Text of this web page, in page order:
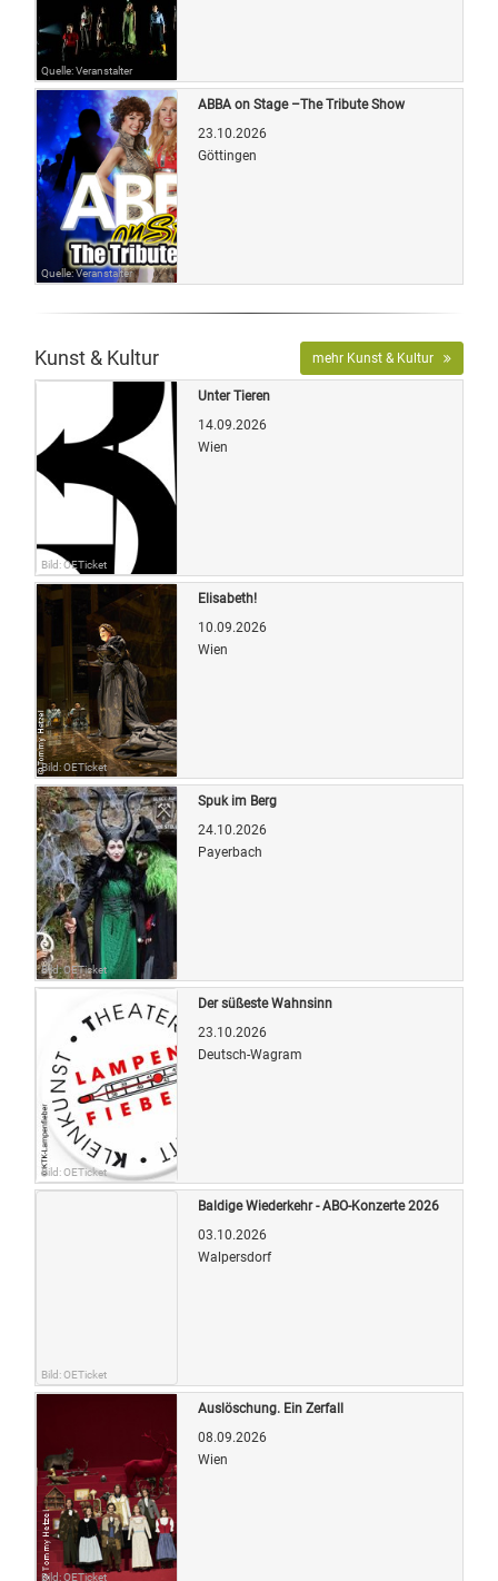
Quelle: Veranstalter
Quelle: Veranstalter
ABBA on Stage –The Tribute Show
23.10.2026
Göttingen
Kunst & Kultur mehr Kunst & Kultur
Bild: OETicket
Unter Tieren
14.09.2026
Wien
Bild: OETicket
Elisabeth!
10.09.2026
Wien
Bild: OETicket
Spuk im Berg
24.10.2026
Payerbach
Bild: OETicket
Der süßeste Wahnsinn
23.10.2026
Deutsch-Wagram
Bild: OETicket
Baldige Wiederkehr - ABO-Konzerte 2026
03.10.2026
Walpersdorf
Bild: OETicket
Auslöschung. Ein Zerfall
08.09.2026
Wien